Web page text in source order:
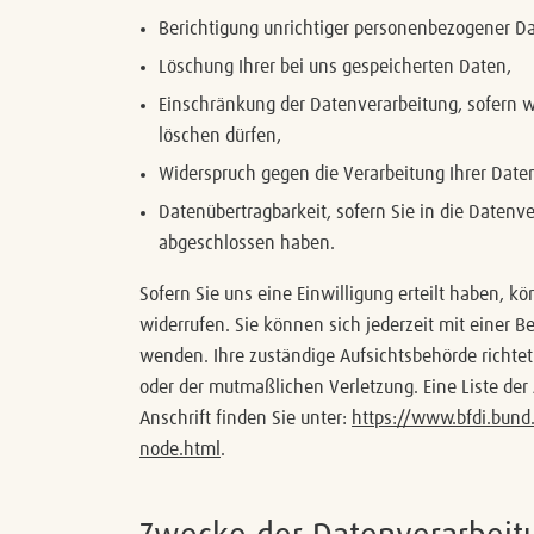
Berichtigung unrichtiger personenbezogener
Löschung Ihrer bei uns gespeicherten Daten,
Einschränkung der Datenverarbeitung, sofern
löschen dürfen,
Widerspruch gegen die Verarbeitung Ihrer
Datenübertragbarkeit, sofern Sie in die
abgeschlossen haben.
Sofern Sie uns eine Einwilligung erteilt haben,
widerrufen. Sie können sich jederzeit mit einer
wenden. Ihre zuständige Aufsichtsbehörde
oder der mutmaßlichen Verletzung. Eine Liste
Anschrift finden Sie unter: https://
node.html .